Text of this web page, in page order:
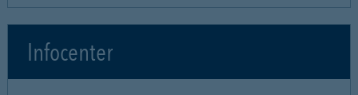
Infocenter